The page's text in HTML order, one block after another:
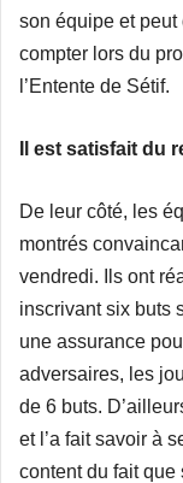
son équipe et
compter lors du
l’Entente de Sétif.
Il est satisfait du
De leur côté, les
montrés
vendredi. Ils ont
inscrivant six buts
une assurance
adversaires, les
de 6 buts.
et l’a fait savoir à
content du fait que